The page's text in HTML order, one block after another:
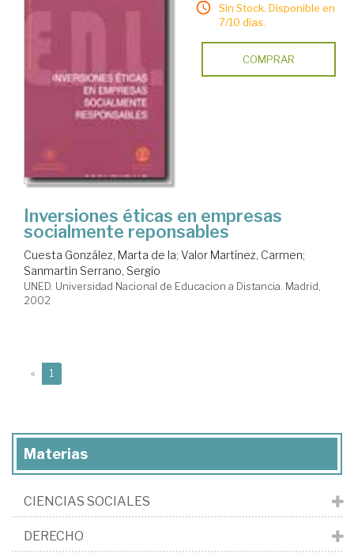
Sin Stock. Disponible en
7/10 días.
COMPRAR
Inversiones éticas en empresas
socialmente reponsables
Cuesta González, Marta de la; Valor Martínez, Carmen;
Sanmartin Serrano, Sergio
UNED. Universidad Nacional de Educacion a Distancia. Madrid,
2002
« 1
Materias
CIENCIAS SOCIALES
DERECHO